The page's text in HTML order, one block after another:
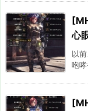
心
以
咆